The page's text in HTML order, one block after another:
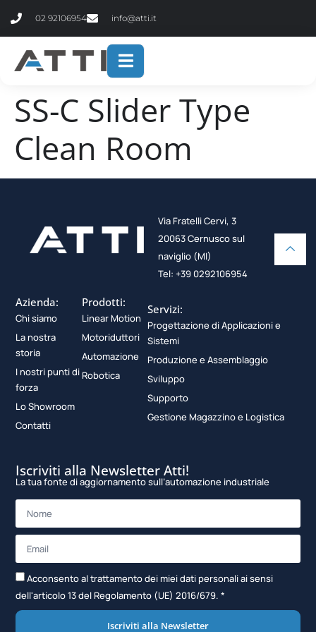
02 92106954 info@atti.it
SS-C Slider Type
Clean Room
Via Fratelli Cervi, 3
20063 Cernusco sul
naviglio (MI)
Tel: +39 0292106954
Azienda:
Chi siamo
La nostra
storia
I nostri punti di
forza
Lo Showroom
Contatti
Prodotti:
Linear Motion
Motoriduttori
Automazione
Robotica
Servizi:
Progettazione di Applicazioni e
Sistemi
Produzione e Assemblaggio
Sviluppo
Supporto
Gestione Magazzino e Logistica
Iscriviti alla Newsletter Atti!
La tua fonte di aggiornamento sull’automazione industriale
Acconsento al trattamento dei miei dati personali ai sensi
dell'articolo 13 del Regolamento (UE) 2016/679. *
Iscriviti alla Newsletter